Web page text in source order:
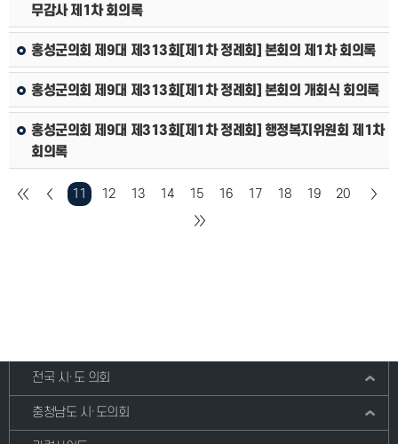
무감사 제1차 회의록
홍성군의회 제9대 제313회[제1차 정례회] 본회의 제1차 회의록
홍성군의회 제9대 제313회[제1차 정례회] 본회의 개회식 회의록
홍성군의회 제9대 제313회[제1차 정례회] 행정복지위원회 제1차
회의록
11 12 13 14 15 16 17 18 19 20
전국 시·도 의회
충청남도 시·도의회